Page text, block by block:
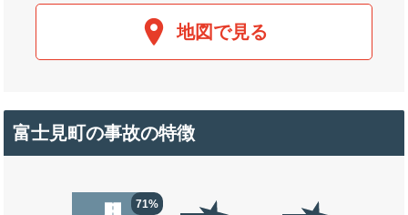
地図で見る
富士見町の事故の特徴
71%